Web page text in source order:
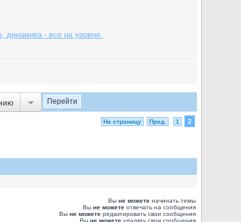
динамика - все на уровне.
На страницу Пред. 1 2
Вы не можете начинать темы
Вы не можете отвечать на сообщения
Вы не можете редактировать свои сообщения
Вы не можете удалять свои сообщения